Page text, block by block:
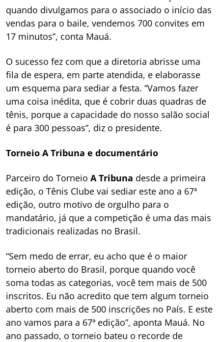
quando divulgamos para o associado o início das
vendas para o baile, vendemos 700 convites em
17 minutos”, conta Mauá.
O sucesso fez com que a diretoria abrisse uma
fila de espera, em parte atendida, e elaborasse
um esquema para sediar a festa. “Vamos fazer
uma coisa inédita, que é cobrir duas quadras de
tênis, porque a capacidade do nosso salão social
é para 300 pessoas”, diz o presidente.
Torneio A Tribuna e documentário
Parceiro do Torneio A Tribuna desde a primeira
edição, o Tênis Clube vai sediar este ano a 67ª
edição, outro motivo de orgulho para o
mandatário, já que a competição é uma das mais
tradicionais realizadas no Brasil.
“Sem medo de errar, eu acho que é o maior
torneio aberto do Brasil, porque quando você
soma todas as categorias, você tem mais de 500
inscritos. Eu não acredito que tem algum torneio
aberto com mais de 500 inscrições no País. E este
ano vamos para a 67ª edição”, aponta Mauá. No
ano passado, o torneio bateu o recorde de